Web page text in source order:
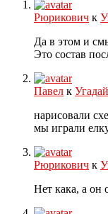
Рюрикович к
Да в этом и
Это состав
Павел к
нарисовали
мы играли
Рюрикович к
Нет кака, а он